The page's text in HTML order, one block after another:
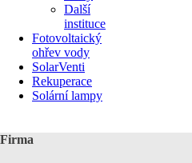
Další
instituce
Fotovoltaický
ohřev vody
SolarVenti
Rekuperace
Solární lampy
Firma